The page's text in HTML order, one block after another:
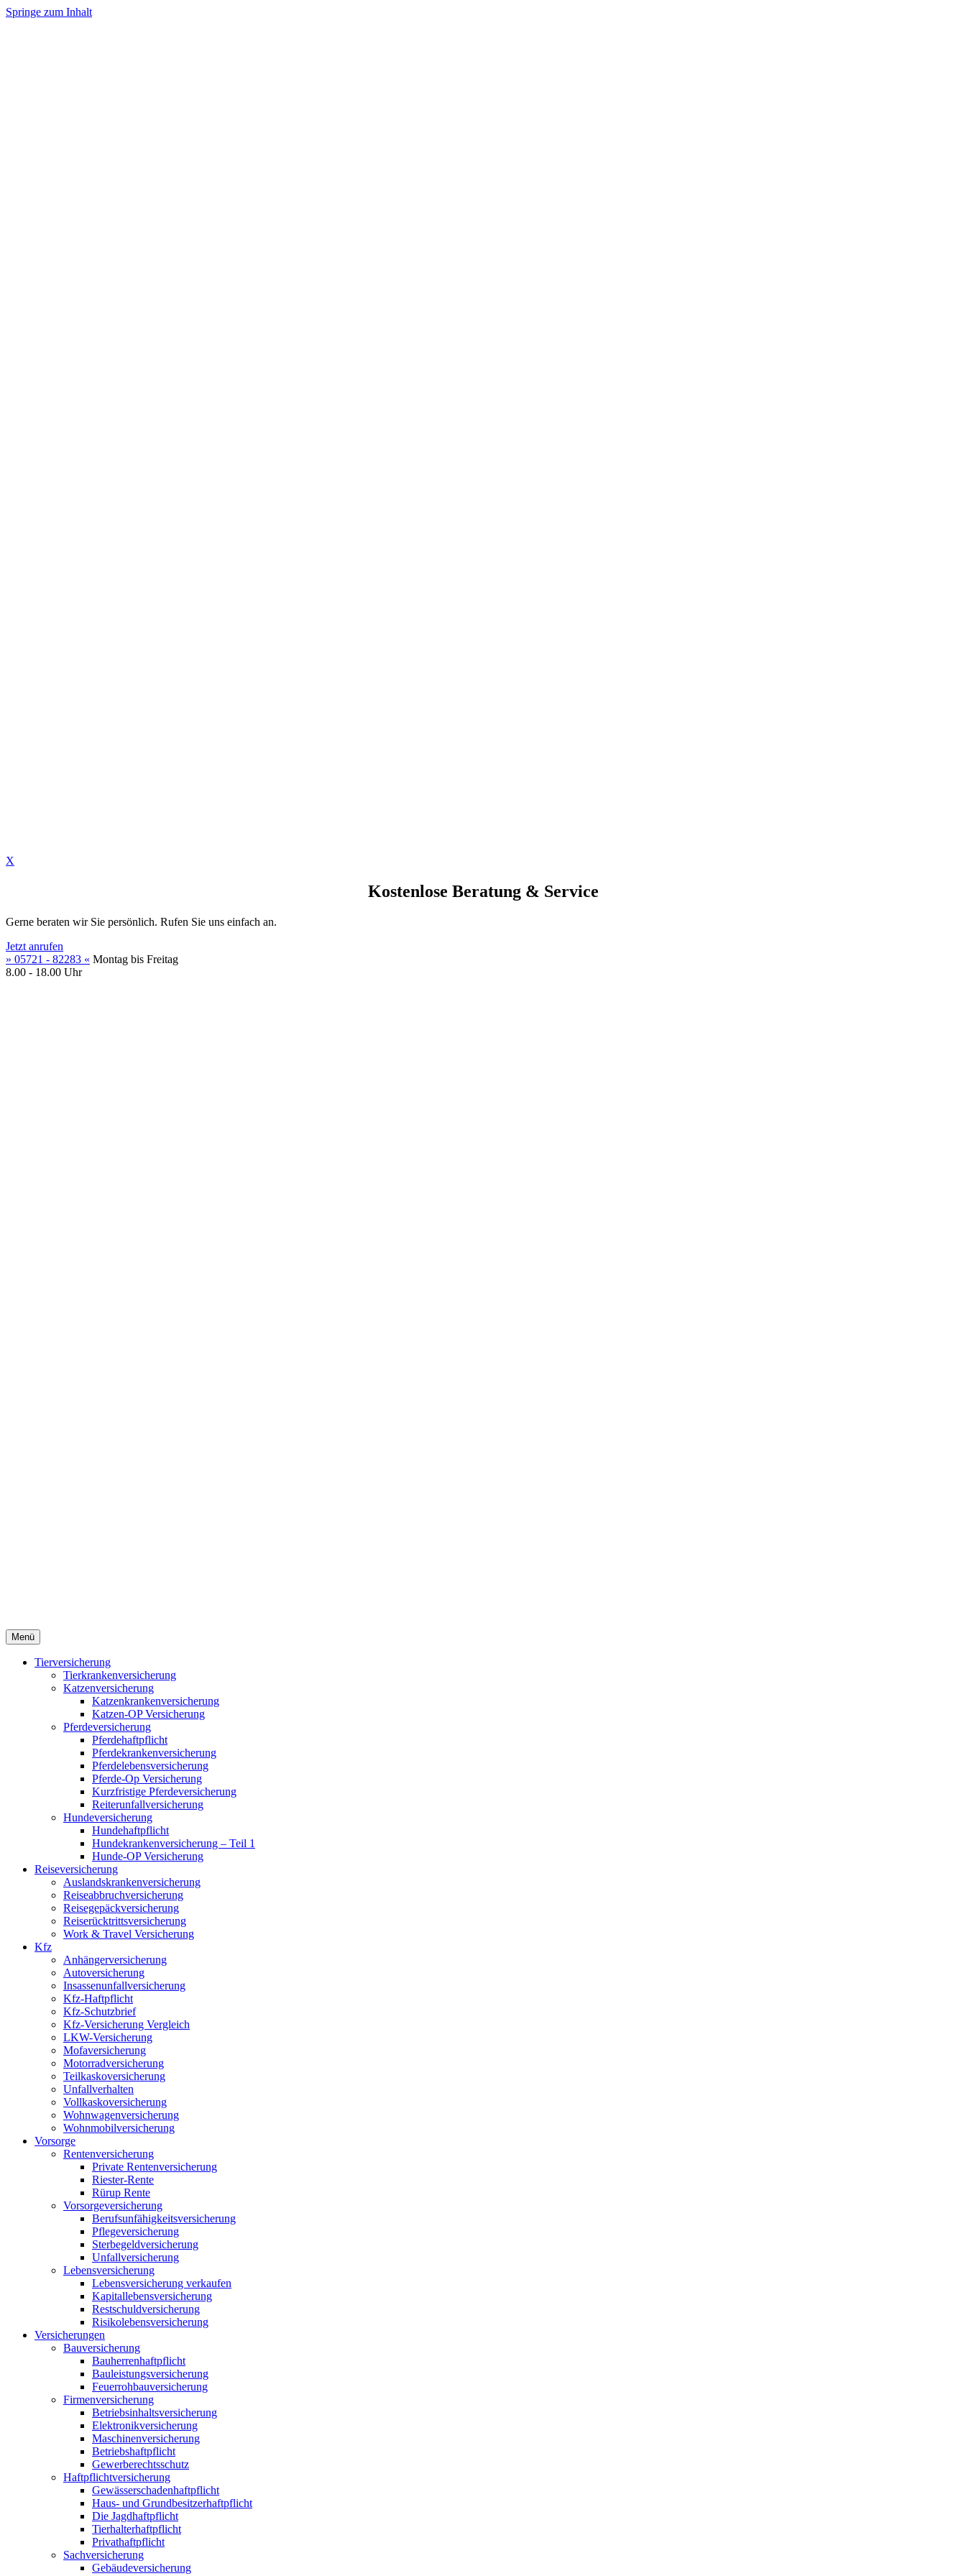
Springe zum Inhalt
X
Kostenlose Beratung & Service
Gerne beraten wir Sie persönlich. Rufen Sie uns einfach an.
Jetzt anrufen
» 05721 - 82283 « Montag bis Freitag
8.00 - 18.00 Uhr
Menü
Tierversicherung
Tierkrankenversicherung
Katzenversicherung
Katzenkrankenversicherung
Katzen-OP Versicherung
Pferdeversicherung
Pferdehaftpflicht
Pferdekrankenversicherung
Pferdelebensversicherung
Pferde-Op Versicherung
Kurzfristige Pferdeversicherung
Reiterunfallversicherung
Hundeversicherung
Hundehaftpflicht
Hundekrankenversicherung – Teil 1
Hunde-OP Versicherung
Reiseversicherung
Auslandskrankenversicherung
Reiseabbruchversicherung
Reisegepäckversicherung
Reiserücktrittsversicherung
Work & Travel Versicherung
Kfz
Anhängerversicherung
Autoversicherung
Insassenunfallversicherung
Kfz-Haftpflicht
Kfz-Schutzbrief
Kfz-Versicherung Vergleich
LKW-Versicherung
Mofaversicherung
Motorradversicherung
Teilkaskoversicherung
Unfallverhalten
Vollkaskoversicherung
Wohnwagenversicherung
Wohnmobilversicherung
Vorsorge
Rentenversicherung
Private Rentenversicherung
Riester-Rente
Rürup Rente
Vorsorgeversicherung
Berufsunfähigkeitsversicherung
Pflegeversicherung
Sterbegeldversicherung
Unfallversicherung
Lebensversicherung
Lebensversicherung verkaufen
Kapitallebensversicherung
Restschuldversicherung
Risikolebensversicherung
Versicherungen
Bauversicherung
Bauherrenhaftpflicht
Bauleistungsversicherung
Feuerrohbauversicherung
Firmenversicherung
Betriebsinhaltsversicherung
Elektronikversicherung
Maschinenversicherung
Betriebshaftpflicht
Gewerberechtsschutz
Haftpflichtversicherung
Gewässerschadenhaftpflicht
Haus- und Grundbesitzerhaftpflicht
Die Jagdhaftpflicht
Tierhalterhaftpflicht
Privathaftpflicht
Sachversicherung
Gebäudeversicherung